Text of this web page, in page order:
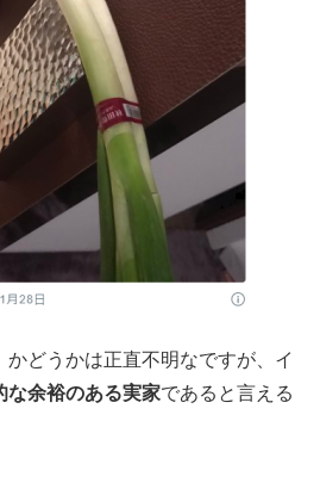
かどうかは正直不明なですが、イ
な余裕のある実家であると言える